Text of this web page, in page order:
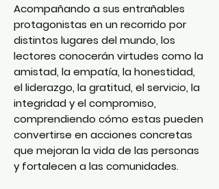
Acompañando a sus entrañables
protagonistas en un recorrido por
distintos lugares del mundo, los
lectores conocerán virtudes como la
amistad, la empatía, la honestidad,
el liderazgo, la gratitud, el servicio, la
integridad y el compromiso,
comprendiendo cómo estas pueden
convertirse en acciones concretas
que mejoran la vida de las personas
y fortalecen a las comunidades.